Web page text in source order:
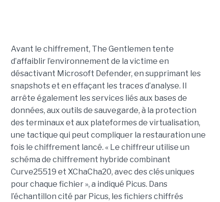
Avant le chiffrement, The Gentlemen tente
d’affaiblir l’environnement de la victime en
désactivant Microsoft Defender, en supprimant les
snapshots et en effaçant les traces d’analyse. Il
arrête également les services liés aux bases de
données, aux outils de sauvegarde, à la protection
des terminaux et aux plateformes de virtualisation,
une tactique qui peut compliquer la restauration une
fois le chiffrement lancé. « Le chiffreur utilise un
schéma de chiffrement hybride combinant
Curve25519 et XChaCha20, avec des clés uniques
pour chaque fichier », a indiqué Picus. Dans
l’échantillon cité par Picus, les fichiers chiffrés